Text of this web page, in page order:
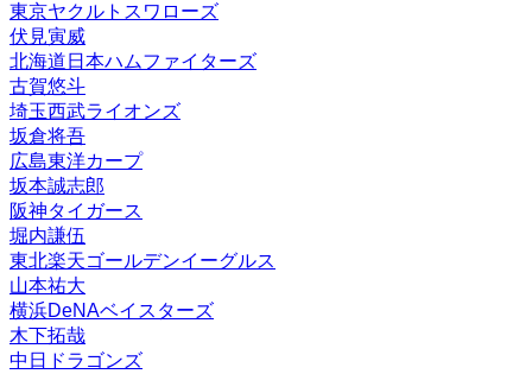
ファー
スト
セカン
E
東京ヤクルトスワローズ
伏見寅威
北海道日本ハムファイターズ
古賀悠斗
埼玉西武ライオンズ
坂倉将吾
広島東洋カープ
坂本誠志郎
阪神タイガース
堀内謙伍
東北楽天ゴールデンイーグルス
山本祐大
横浜DeNAベイスターズ
木下拓哉
中日ドラゴンズ